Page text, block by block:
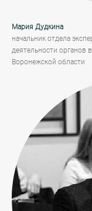
Мария Дудкина
начальник отдела
деятельности органов
Воронежской области